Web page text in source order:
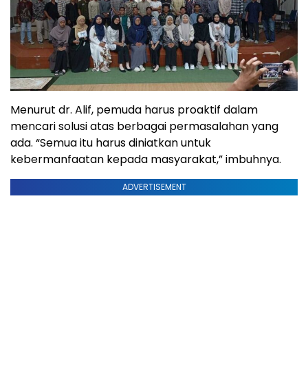
Menurut dr. Alif, pemuda harus proaktif dalam
mencari solusi atas berbagai permasalahan yang
ada. “Semua itu harus diniatkan untuk
kebermanfaatan kepada masyarakat,” imbuhnya.
ADVERTISEMENT